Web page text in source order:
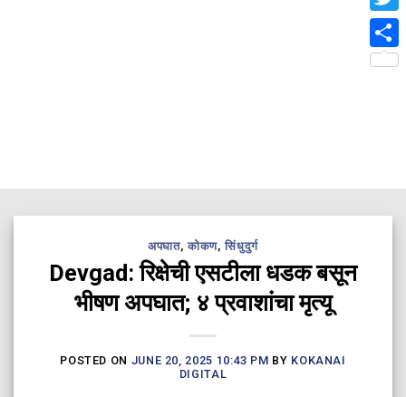
अपघात,कोकण,सिंधुदुर्ग
Devgad: रिक्षेची एसटीला धडक बसून
भीषण अपघात; ४ प्रवाशांचा मृत्यू
POSTED ON JUNE 20, 2025 10:43 PM BY KOKANAI
DIGITAL